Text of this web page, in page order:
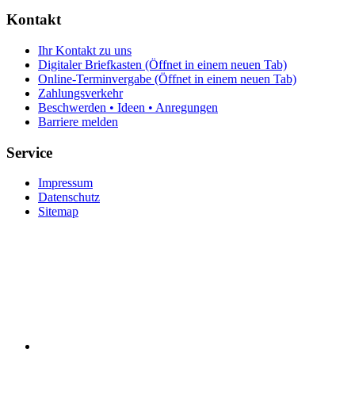
Kontakt
Ihr Kontakt zu uns
Digitaler Briefkasten (Öffnet in einem neuen Tab)
Online-Terminvergabe (Öffnet in einem neuen Tab)
Zahlungsverkehr
Beschwerden • Ideen • Anregungen
Barriere melden
Service
Impressum
Datenschutz
Sitemap